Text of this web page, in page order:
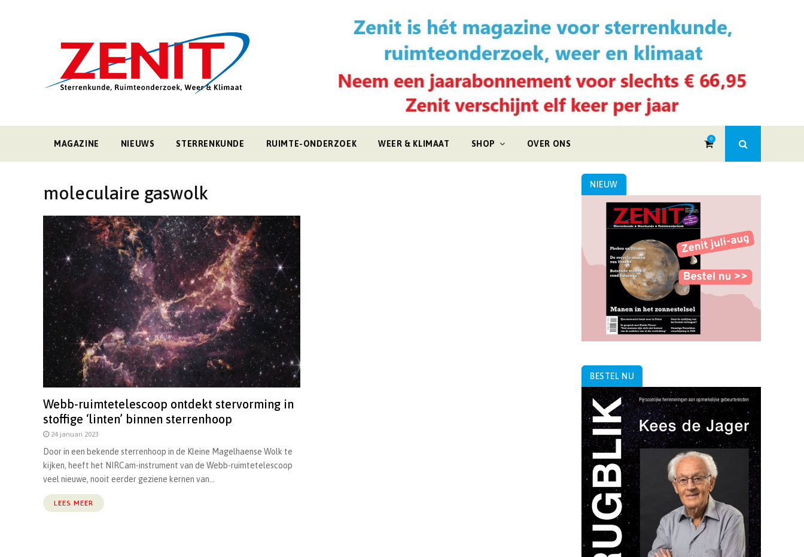
MAGAZINE NIEUWS STERRENKUNDE RUIMTE-ONDERZOEK WEER & KLIMAAT SHOP OVER ONS
0
moleculaire gaswolk
Webb-ruimtetelescoop ontdekt stervorming in
stoffige ‘linten’ binnen sterrenhoop
24 januari 2023
Door in een bekende sterrenhoop in de Kleine Magelhaense Wolk te
kijken, heeft het NIRCam-instrument van de Webb-ruimtetelescoop
veel nieuwe, nooit eerder geziene kernen van...
LEES MEER
NIEUW
BESTEL NU